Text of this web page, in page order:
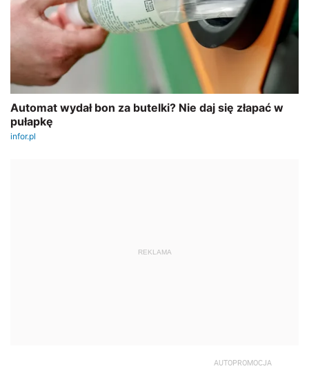
REKLAMA
AUTOPROMOCJA